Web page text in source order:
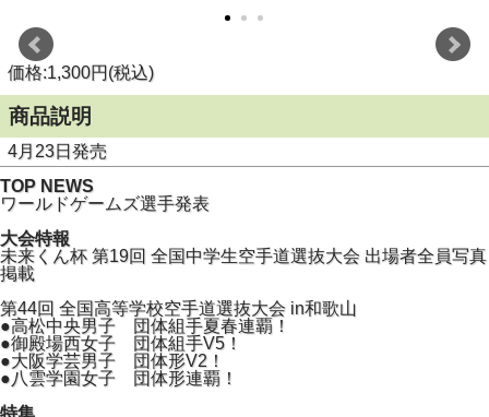
価格:1,300円(税込)
商品説明
4月23日発売
TOP NEWS
ワールドゲームズ選手発表
大会特報
未来くん杯 第19回 全国中学生空手道選抜大会 出場者全員写真
掲載
第44回 全国高等学校空手道選抜大会 in和歌山
●高松中央男子 団体組手夏春連覇！
●御殿場西女子 団体組手V5！
●大阪学芸男子 団体形V2！
●八雲学園女子 団体形連覇！